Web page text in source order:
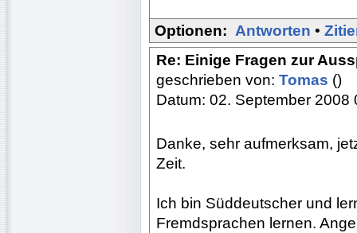
Optionen: Antworten •
Re: Einige Fragen zur
geschrieben von: Tomas ()
Datum: 02. September 2008
Danke, sehr aufmerksam,
Zeit.
Ich bin Süddeutscher und
Fremdsprachen lernen.